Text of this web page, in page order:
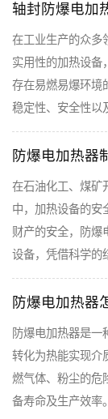
轴封防爆电加
在工业生产的众多
实用性的加热设备
存在易燃易爆环境
稳定性、安全性以
防爆电加热器
在石油化工、煤矿
中，加热设备的安
财产的安全，防爆
设备，凭借科学的
防爆电加热器
防爆电加热器是
转化为热能实现介
燃气体、粉尘的危
备寿命及生产效率